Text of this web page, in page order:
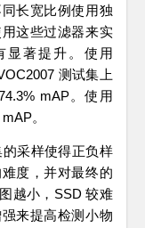
长宽比例使用独
这些过滤器来实
显著提升。使用
测试集上
mAP。使用
。
采样使得正负样
度，并对最终的
越小，SSD 较难
来提高检测小物